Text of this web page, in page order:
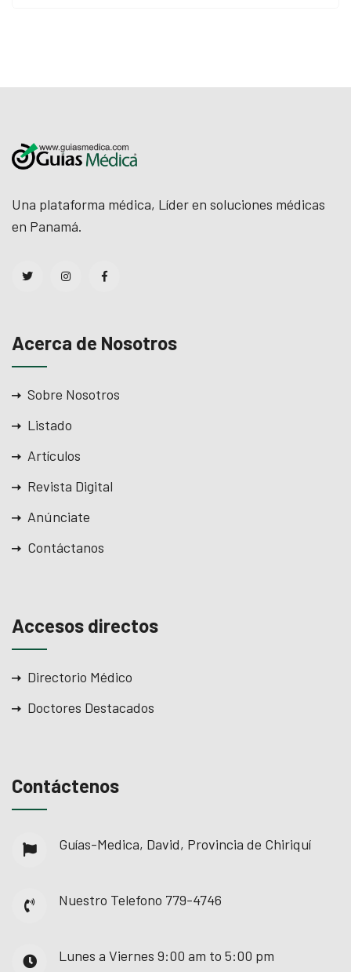
Una plataforma médica, Líder en soluciones médicas
en Panamá.
Acerca de Nosotros
Sobre Nosotros
Listado
Artículos
Revista Digital
Anúnciate
Contáctanos
Accesos directos
Directorio Médico
Doctores Destacados
Contáctenos
Guías-Medica, David, Provincia de Chiriquí
Nuestro Telefono 779-4746
Lunes a Viernes 9:00 am to 5:00 pm